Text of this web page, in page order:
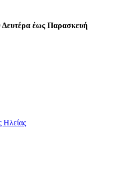
Δευτέρα έως Παρασκευή
Ηλείας